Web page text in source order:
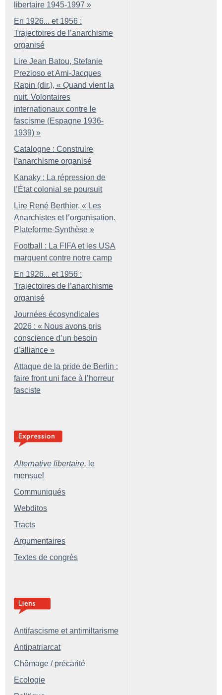
libertaire 1945-1997 »
En 1926... et 1956 :
Trajectoires de l’anarchisme
organisé
Lire Jean Batou, Stefanie
Prezioso et Ami-Jacques
Rapin (dir.), « Quand vient la
nuit. Volontaires
internationaux contre le
fascisme (Espagne 1936-
1939) »
Catalogne : Construire
l’anarchisme organisé
Kanaky : La répression de
l’État colonial se poursuit
Lire René Berthier, « Les
Anarchistes et l’organisation.
Plateforme-Synthèse »
Football : La FIFA et les USA
marquent contre notre camp
En 1926... et 1956 :
Trajectoires de l’anarchisme
organisé
Journées écosyndicales
2026 : « Nous avons pris
conscience d’un besoin
d’alliance »
Attaque de la pride de Berlin :
faire front uni face à l’horreur
fasciste
Alternative libertaire, le
mensuel
Communiqués
Webditos
Tracts
Argumentaires
Textes de congrès
Antifascisme et antimiltarisme
Antipatriarcat
Chômage / précarité
Ecologie